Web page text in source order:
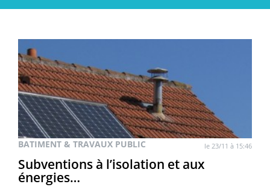
BATIMENT & TRAVAUX PUBLIC le 23/11 à 15:46
Subventions à l’isolation et aux
énergies…